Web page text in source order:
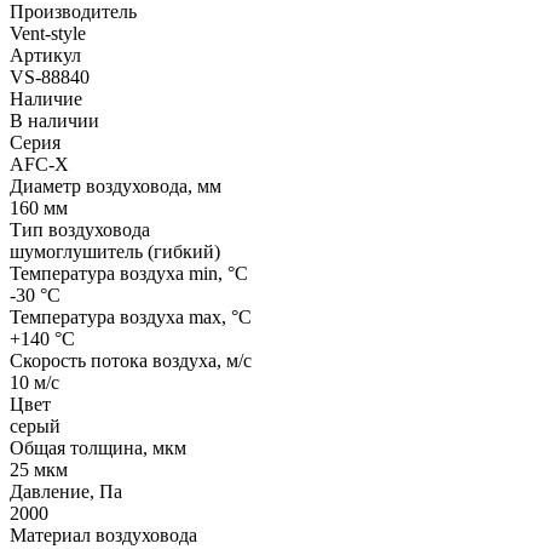
Производитель
Vent-style
Артикул
VS-88840
Наличие
В наличии
Серия
AFC-X
Диаметр воздуховода, мм
160 мм
Тип воздуховода
шумоглушитель (гибкий)
Температура воздуха min, °С
-30 °С
Температура воздуха max, °С
+140 °С
Скорость потока воздуха, м/с
10 м/с
Цвет
серый
Общая толщина, мкм
25 мкм
Давление, Па
2000
Материал воздуховода